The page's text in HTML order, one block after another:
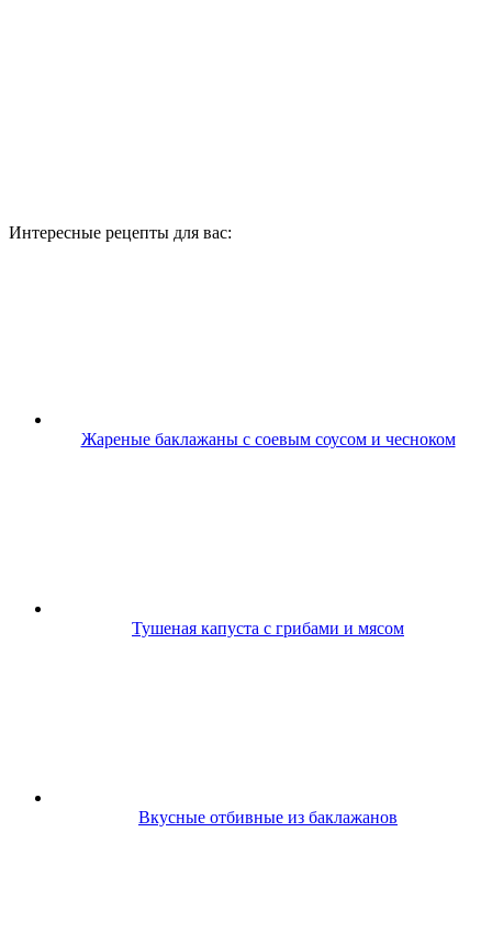
Интересные рецепты для вас:
Жареные баклажаны с соевым соусом и чесноком
Тушеная капуста с грибами и мясом
Вкусные отбивные из баклажанов